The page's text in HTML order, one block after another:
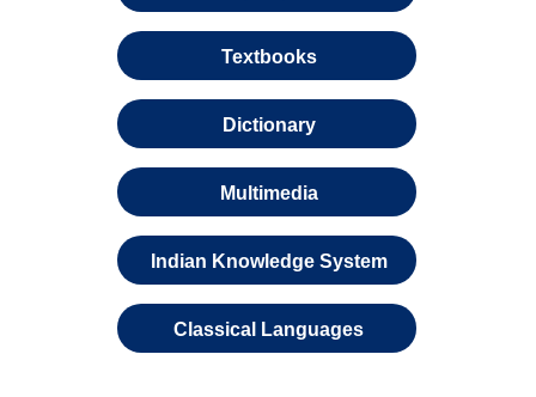
Textbooks
Dictionary
Multimedia
Indian Knowledge System
Classical Languages